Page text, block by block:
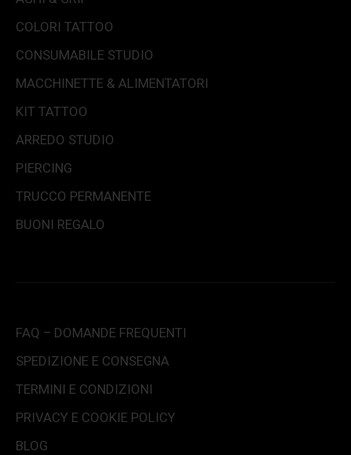
COLORI TATTOO
CONSUMABILE STUDIO
MACCHINETTE & ALIMENTATORI
KIT TATTOO
ARREDO STUDIO
PIERCING
TRUCCO PERMANENTE
BUONI REGALO
FAQ – DOMANDE FREQUENTI
SPEDIZIONE E CONSEGNA
TERMINI E CONDIZIONI
PRIVACY E COOKIE POLICY
BLOG